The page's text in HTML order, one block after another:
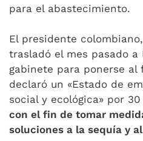
para el abastecimiento.
El presidente
trasladó el mes pasado a
gabinete para ponerse
declaró un «Estado de
social y ecológica» por
con el fin de tomar
soluciones a la sequía y